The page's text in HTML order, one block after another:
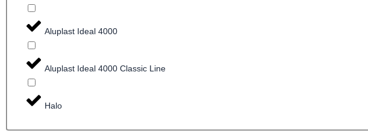
Aluplast Ideal 4000
Aluplast Ideal 4000 Classic Line
Halo